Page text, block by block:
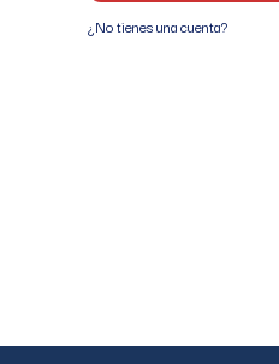
¿No tienes una cuenta?